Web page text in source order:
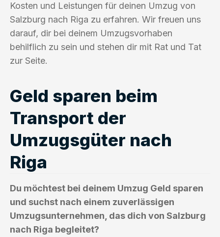
Kosten und Leistungen für deinen Umzug von
Salzburg nach Riga zu erfahren. Wir freuen uns
darauf, dir bei deinem Umzugsvorhaben
behilflich zu sein und stehen dir mit Rat und Tat
zur Seite.
Geld sparen beim
Transport der
Umzugsgüter nach
Riga
Du möchtest bei deinem Umzug Geld sparen
und suchst nach einem zuverlässigen
Umzugsunternehmen, das dich von Salzburg
nach Riga begleitet?